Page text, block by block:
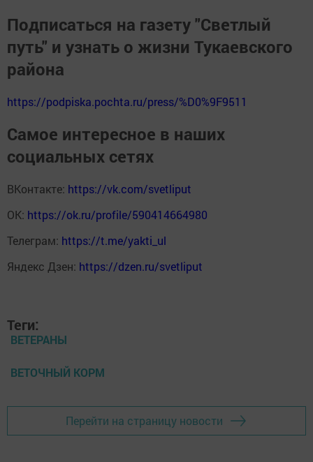
Подписаться на газету "Светлый
путь" и узнать о жизни Тукаевского
района
https://podpiska.pochta.ru/press/%D0%9F9511
Самое интересное в наших
социальных сетях
ВКонтакте: https://vk.com/svetliput
ОК: https://ok.ru/profile/590414664980
Телеграм: https://t.me/yakti_ul
Яндекс Дзен: https://dzen.ru/svetliput
Теги:
ВЕТЕРАНЫ
ВЕТОЧНЫЙ КОРМ
Перейти на страницу новости